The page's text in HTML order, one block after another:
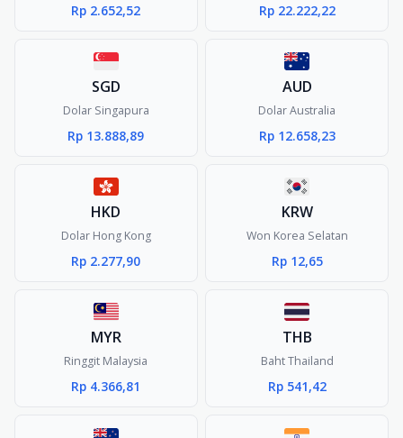
Rp 2.652,52 Rp 22.222,22
SGD
Dolar Singapura
Rp 13.888,89
AUD
Dolar Australia
Rp 12.658,23
HKD
Dolar Hong Kong
Rp 2.277,90
KRW
Won Korea Selatan
Rp 12,65
MYR
Ringgit Malaysia
Rp 4.366,81
THB
Baht Thailand
Rp 541,42